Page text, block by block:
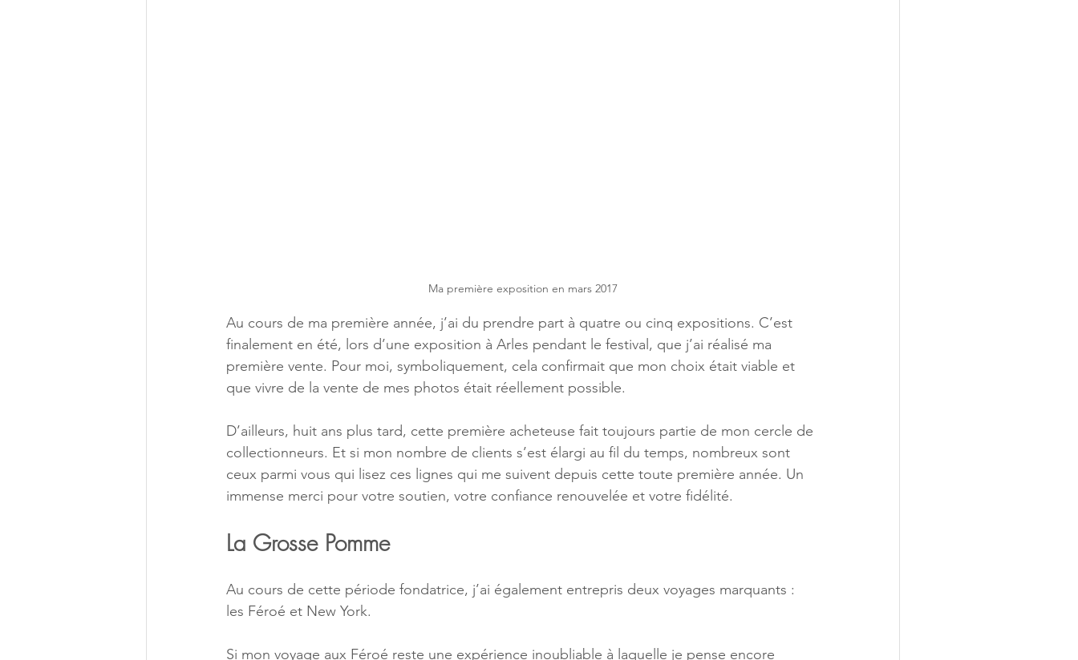
Ma première exposition en mars 2017
Au cours de ma première année, j’ai du prendre part à quatre ou cinq expositions. C’est
finalement en été, lors d’une exposition à Arles pendant le festival, que j’ai réalisé ma
première vente. Pour moi, symboliquement, cela confirmait que mon choix était viable et
que vivre de la vente de mes photos était réellement possible.
D’ailleurs, huit ans plus tard, cette première acheteuse fait toujours partie de mon cercle de
collectionneurs. Et si mon nombre de clients s’est élargi au fil du temps, nombreux sont
ceux parmi vous qui lisez ces lignes qui me suivent depuis cette toute première année. Un
immense merci pour votre soutien, votre confiance renouvelée et votre fidélité.
La Grosse Pomme
Au cours de cette période fondatrice, j’ai également entrepris deux voyages marquants :
les Féroé et New York.
Si mon voyage aux Féroé reste une expérience inoubliable à laquelle je pense encore